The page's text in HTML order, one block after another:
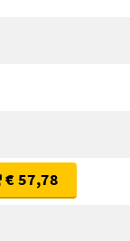
€ 57,78